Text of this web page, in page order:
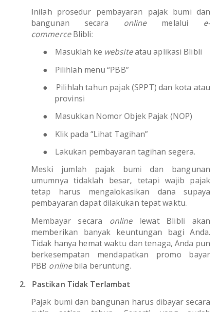
Inilah prosedur pembayaran pajak bumi dan
bangunan secara onlinemelalui e-
commerceBlibli:
● Masuklah ke websiteatau aplikasi Blibli
● Pilihlah menu “PBB”
●
Pilihlah tahun pajak (SPPT) dan kota atau
provinsi
● Masukkan Nomor Objek Pajak (NOP)
● Klik pada “Lihat Tagihan”
●
Lakukan pembayaran tagihan segera.
Meski jumlah pajak bumi dan bangunan
umumnya tidaklah besar, tetapi wajib pajak
tetap harus mengalokasikan dana supaya
pembayaran dapat dilakukan tepat waktu.
Membayar secara onlinelewat Blibli akan
memberikan banyak keuntungan bagi Anda.
Tidak hanya hemat waktu dan tenaga, Anda pun
berkesempatan mendapatkan promo bayar
PBB onlinebila beruntung.
2.
Pastikan Tidak Terlambat
Pajak bumi dan bangunan harus dibayar secara